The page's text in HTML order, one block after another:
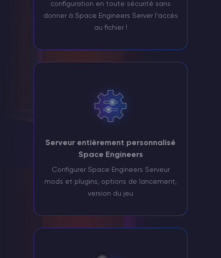
configuration en toute sécurité sans
donner à Space Engineers Server l'accès
au fichier !
Serveur entièrement personnalisé
Space Engineers
Configurer Space Engineers Serveur
mods et plugins, options de lancement,
version du jeu